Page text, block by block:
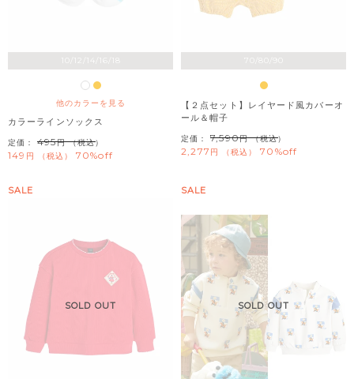
10/12/14/16/18
他のカラーを見る
カラーラインソックス
定価： 495 （税込）
149 税込 70%off
70/80/90
【２点セット】レイヤード風カバーオ
ール＆帽子
定価： 7,590 （税込）
2,277 税込 70%off
SOLD OUT
SALE
SOLD OUT
SALE